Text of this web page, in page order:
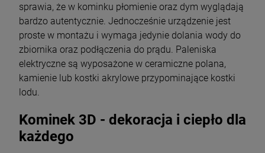
sprawia, że w kominku płomienie oraz dym wyglądają
bardzo autentycznie. Jednocześnie urządzenie jest
proste w montażu i wymaga jedynie dolania wody do
zbiornika oraz podłączenia do prądu. Paleniska
elektryczne są wyposażone w ceramiczne polana,
kamienie lub kostki akrylowe przypominające kostki
lodu.
Kominek 3D - dekoracja i ciepło dla
każdego